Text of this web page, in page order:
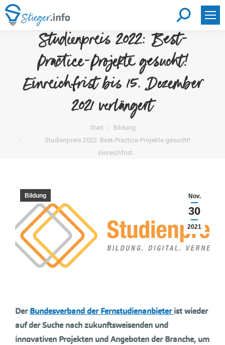
Search:
Studienpreis 2022: Best-
Practice-Projekte gesucht!
Einreichfrist bis 15. Dezember
2021 verlängert
Sie befinden sich hier:Start
Bildung
Studienpreis 2022: Best-Practice-Projekte gesucht!
Einreichfrist…
Nov.
30
2021
Bildung
DerBundesverband der Fernstudienanbieterist wieder
auf der Suche nach zukunftsweisenden und
innovativen Projekten und Angeboten der Branche, um